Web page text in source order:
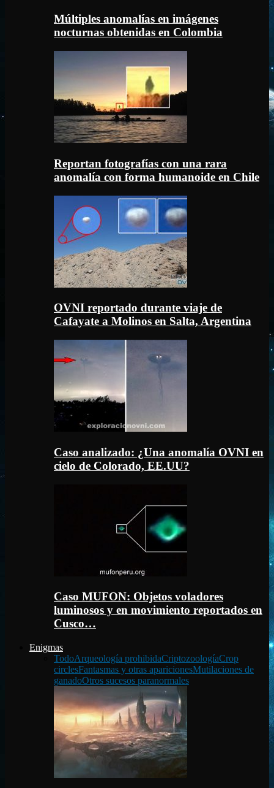
Múltiples anomalías en imágenes
nocturnas obtenidas en Colombia
Reportan fotografías con una rara
anomalía con forma humanoide en Chile
OVNI reportado durante viaje de
Cafayate a Molinos en Salta, Argentina
Caso analizado: ¿Una anomalía OVNI en
cielo de Colorado, EE.UU?
Caso MUFON: Objetos voladores
luminosos y en movimiento reportados en
Cusco…
Enigmas
TodoArqueología prohibidaCriptozoologíaCrop
circlesFantasmas y otras aparicionesMutilaciones de
ganadoOtros sucesos paranormales